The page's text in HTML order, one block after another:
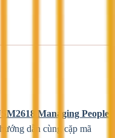
Managing People
dẫn cùng cặp mã